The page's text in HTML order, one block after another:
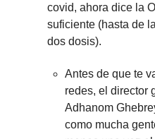
covid, ahora dice la
suficiente (hasta de
dos dosis).
Antes de que te
redes, el director
Adhanom
como mucha